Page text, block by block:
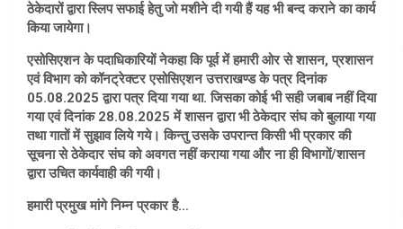
ठेकेदारों द्वारा स्लिप सफाई हेतु जो मशीने दी गयी हैं यह भी बन्द कराने का कार्य
किया जायेगा।
एसोसिएशन के पदाधिकारियों नेकहा कि पूर्व में हमारी ओर से शासन, प्रशासन
एवं विभाग को कॉनट्रेक्टर एसोसिएशन उत्तराखण्ड के पत्र दिनांक
05.08.2025 द्वारा पत्र दिया गया था. जिसका कोई भी सही जबाब नहीं दिया
गया एवं दिनांक 28.08.2025 में शासन द्वारा भी ठेकेदार संघ को बुलाया गया
तथा गातों में सुझाव लिये गये। किन्तु उसके उपरान्त किसी भी प्रकार की
सूचना से ठेकेदार संघ को अवगत नहीं कराया गया और ना ही विभागों/शासन
द्वारा उचित कार्यवाही की गयी।
हमारी प्रमुख मांगे निम्न प्रकार है…